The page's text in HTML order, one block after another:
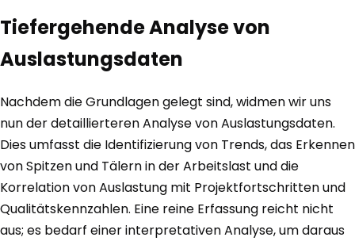
Tiefergehende Analyse von
Auslastungsdaten
Nachdem die Grundlagen gelegt sind, widmen wir uns
nun der detaillierteren Analyse von Auslastungsdaten.
Dies umfasst die Identifizierung von Trends, das Erkennen
von Spitzen und Tälern in der Arbeitslast und die
Korrelation von Auslastung mit Projektfortschritten und
Qualitätskennzahlen. Eine reine Erfassung reicht nicht
aus; es bedarf einer interpretativen Analyse, um daraus